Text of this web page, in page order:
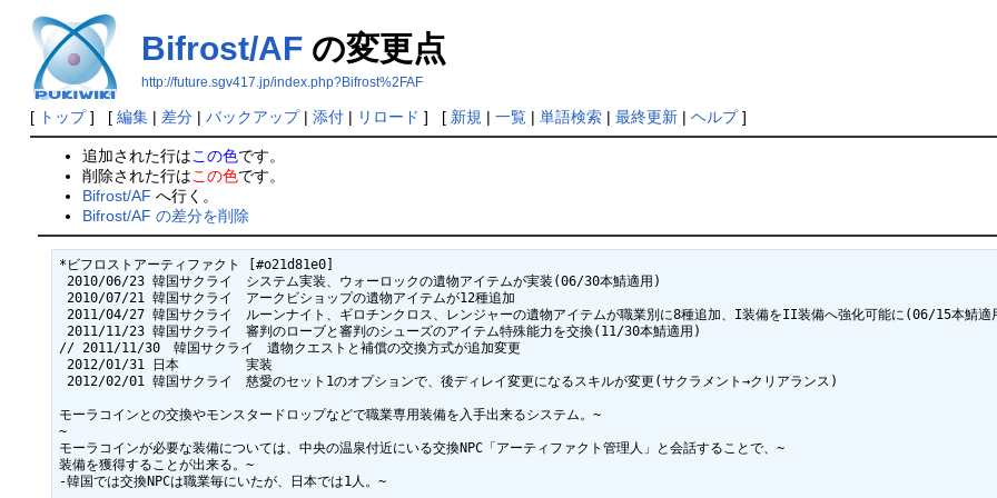
Bifrost/AFの変更点
http://future.sgv417.jp/index.php?Bifrost%2FAF
[ トップ] [ 編集| 差分| バックアップ| 添付| リロード ] [ 新規 | 一覧| 単語検索| 最終更新| ヘルプ]
追加された行はこの色です。
削除された行はこの色です。
Bifrost/AF へ行く。
Bifrost/AF の差分を削除
*ビフロストアーティファクト [#o21d81e0]
2010/06/23 韓国サクライ　システム実装、ウォーロックの遺物アイテムが実装(06/30本鯖適用)
2010/07/21 韓国サクライ　アークビショップの遺物アイテムが12種追加
2011/04/27 韓国サクライ　ルーンナイト、ギロチンクロス、レンジャーの遺物アイテムが職業別に8種追加、I装備をII装備へ強化可能に(06/15本鯖適
2011/11/23 韓国サクライ　審判のローブと審判のシューズのアイテム特殊能力を交換(11/30本鯖適用)
// 2011/11/30　韓国サクライ　遺物クエストと補償の交換方式が追加変更
2012/01/31 日本　　　　　実装
2012/02/01 韓国サクライ　慈愛のセット1のオプションで、後ディレイ変更になるスキルが変更(サクラメント→クリアランス)
モーラコインとの交換やモンスタードロップなどで職業専用装備を入手出来るシステム。~
~
モーラコインが必要な装備については、中央の温泉付近にいる交換NPC「アーティファクト管理人」と会話することで、~
装備を獲得することが出来る。~
-韓国では交換NPCは職業毎にいたが、日本では1人。~